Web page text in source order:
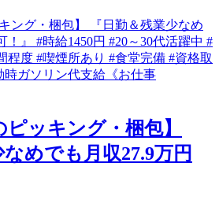
ピッキング・梱包】
なめでも月収27.9万円